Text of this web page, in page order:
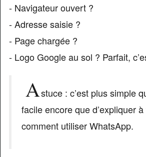
- Navigateur ouvert ?
- Adresse saisie ?
- Page chargée ?
- Logo Google au sol ? Parfait,
Astuce : c’est plus simple
facile encore que d’expliquer
comment utiliser WhatsApp.